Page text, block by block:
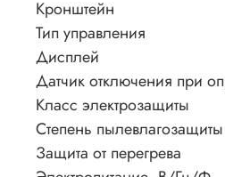
Кронштейн
Тип управления
Дисплей
Датчик отключения при
Класс электрозащиты
Степень пылевлагозащиты
Защита от перегрева